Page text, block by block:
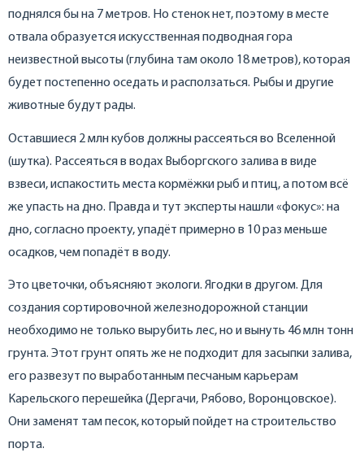
поднялся бы на 7 метров. Но стенок нет, поэтому в месте
отвала образуется искусственная подводная гора
неизвестной высоты (глубина там около 18 метров), которая
будет постепенно оседать и расползаться. Рыбы и другие
животные будут рады.
Оставшиеся 2 млн кубов должны рассеяться во Вселенной
(шутка). Рассеяться в водах Выборгского залива в виде
взвеси, испакостить места кормёжки рыб и птиц, а потом всё
же упасть на дно. Правда и тут эксперты нашли «фокус»: на
дно, согласно проекту, упадёт примерно в 10 раз меньше
осадков, чем попадёт в воду.
Это цветочки, объясняют экологи. Ягодки в другом. Для
создания сортировочной железнодорожной станции
необходимо не только вырубить лес, но и вынуть 46 млн тонн
грунта. Этот грунт опять же не подходит для засыпки залива,
его развезут по выработанным песчаным карьерам
Карельского перешейка (Дергачи, Рябово, Воронцовское).
Они заменят там песок, который пойдет на строительство
порта.